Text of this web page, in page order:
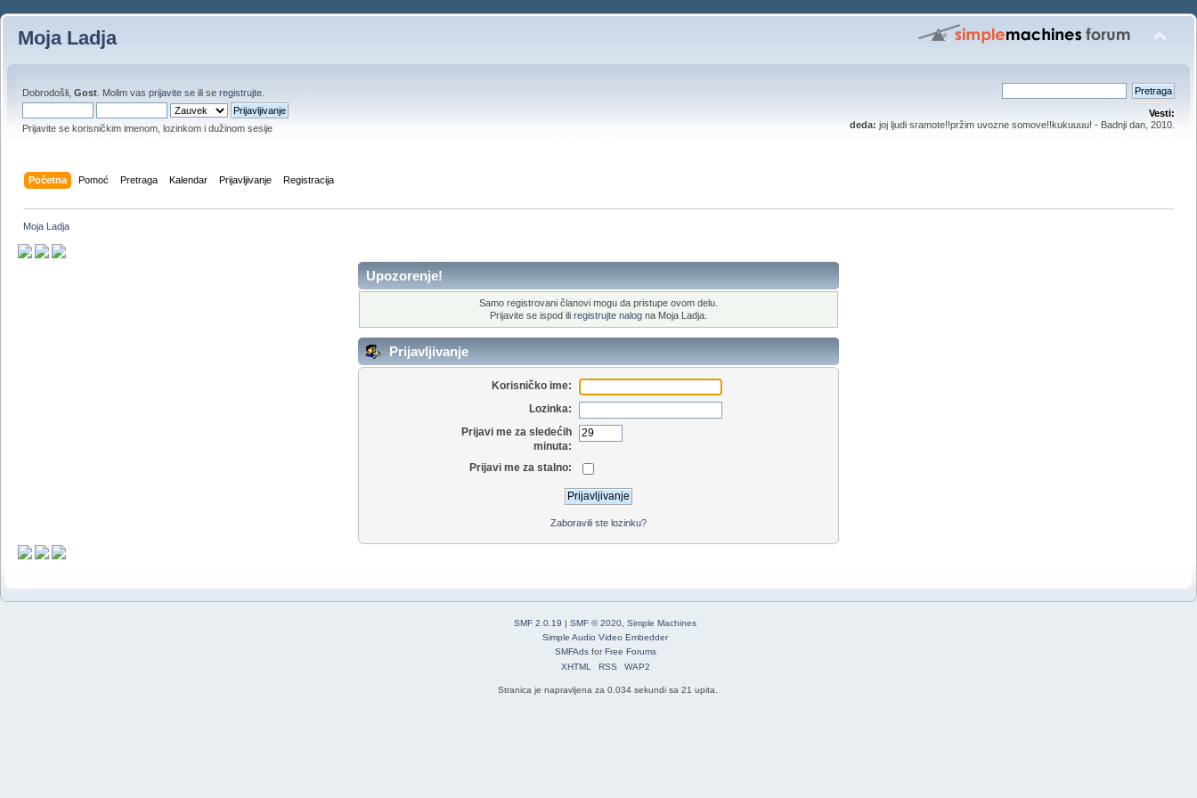
Moja Ladja
Dobrodošli, Gost . Molim vas prijavite se ili se registrujte
Prijavite se korisničkim imenom, lozinkom i dužinom sesije
Vesti:
deda: joj ljudi sramote!!pržim uvozne somove!!kukuuuu! - Badnji dan, 2010.
Početna Pomoć Pretraga Kalendar Prijavljivanje Registracija
Moja Ladja
Upozorenje!
Samo registrovani članovi mogu da pristupe ovom delu.
Prijavite se ispod ili registrujte nalog na Moja Ladja.
Prijavljivanje
Korisničko ime:
Lozinka:
Prijavi me za sledećih
minuta:
Prijavi me za stalno:
Zaboravili ste lozinku?
SMF 2.0.19 | SMF © 2020 Simple Machines
Simple Audio Video Embedder
SMFAdsforFree Forums
XHTML
RSS WAP2
Stranica je napravljena za 0.034 sekundi sa 21 upita.